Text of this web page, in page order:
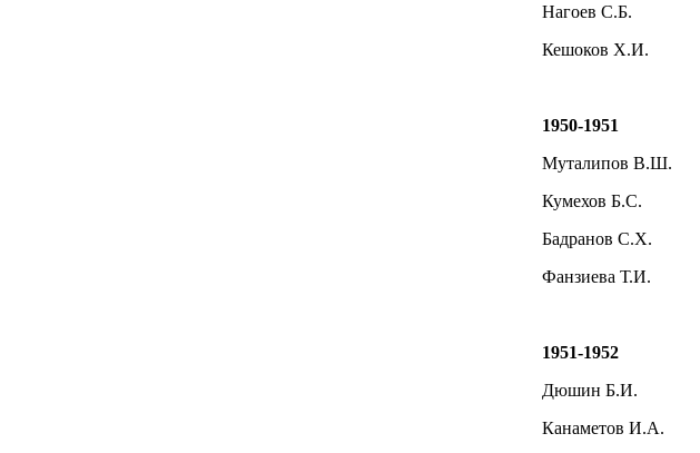
Нагоев С.Б.
Кешоков Х.И.
1950-1951
Муталипов В.Ш.
Кумехов Б.С.
Бадранов С.Х.
Фанзиева Т.И.
1951-1952
Дюшин Б.И.
Канаметов И.А.